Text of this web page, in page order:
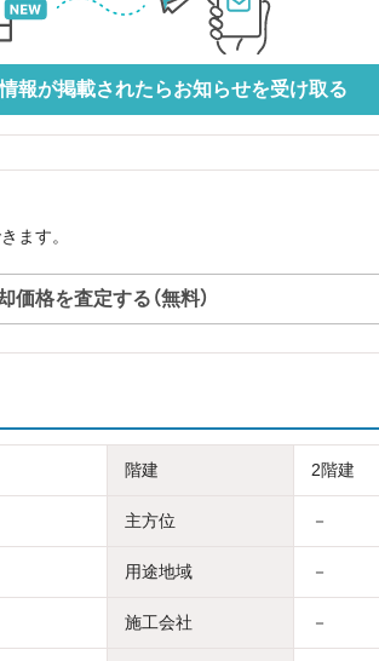
報が掲載されたらお知らせを受け取る
ます。
格を査定する（無料）
階建 2階建
主方位 －
用途地域 －
施工会社 －